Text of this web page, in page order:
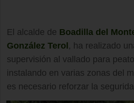
El alcalde de Boadilla del
González Terol , ha realizado
supervisión al vallado para
instalando en varias zonas del
es necesario reforzar la